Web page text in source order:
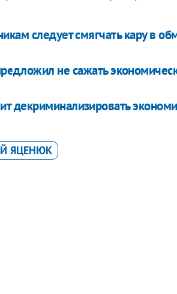
следует смягчать кару в
не сажать
декриминализировать
ЯЦЕНЮК